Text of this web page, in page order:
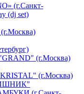
(г.Санкт-
(dj set)
(г.Москва)
(г.Москва)